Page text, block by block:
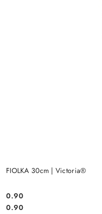
FIOLKA 30cm | Victoria®
Cena:
0.90
Cena:
0.90